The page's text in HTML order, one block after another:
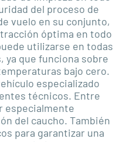
del proceso de
vuelo en su conjunto,
óptima en todo
utilizarse en todas
ya que funciona sobre
bajo cero.
especializado
técnicos. Entre
especialmente
del caucho. También
para garantizar una